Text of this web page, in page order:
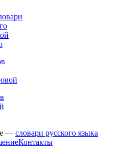
— словари русского языка
Контакты